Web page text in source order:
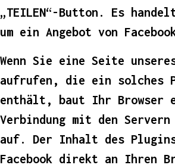
„TEILEN“-Button. Es
um ein Angebot von
Wenn Sie eine Seite
aufrufen, die ein solches
enthält, baut Ihr Browser
Verbindung mit den Servern
auf. Der Inhalt des
Facebook direkt an Ihren